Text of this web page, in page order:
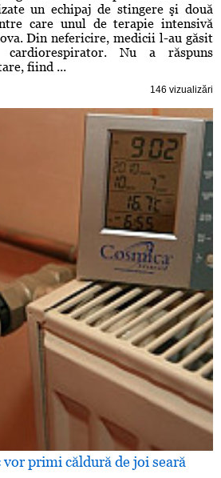
un echipaj de stingere şi două
care unul de terapie intensivă
Din nefericire, medicii l-au găsit
Nu a răspuns
fiind ...
146 vizualizări
primi căldură de joi seară